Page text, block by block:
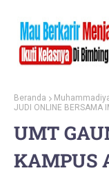
Beranda
JUDI ONLINE BERSAMA
UMT
KAMPUS